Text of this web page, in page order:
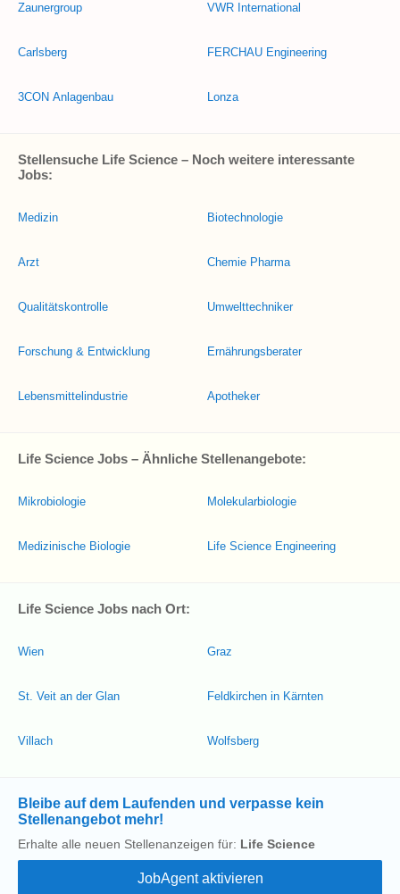
Zaunergroup
Carlsberg
3CON Anlagenbau
VWR International
FERCHAU Engineering
Lonza
Stellensuche Life Science – Noch weitere interessante
Jobs:
Medizin
Arzt
Qualitätskontrolle
Forschung & Entwicklung
Lebensmittelindustrie
Biotechnologie
Chemie Pharma
Umwelttechniker
Ernährungsberater
Apotheker
Life Science Jobs – Ähnliche Stellenangebote:
Mikrobiologie
Medizinische Biologie
Molekularbiologie
Life Science Engineering
Life Science Jobs nach Ort:
Wien
St. Veit an der Glan
Villach
Graz
Feldkirchen in Kärnten
Wolfsberg
Bleibe auf dem Laufenden und verpasse kein
Stellenangebot mehr!
Erhalte alle neuen Stellenanzeigen für: Life Science